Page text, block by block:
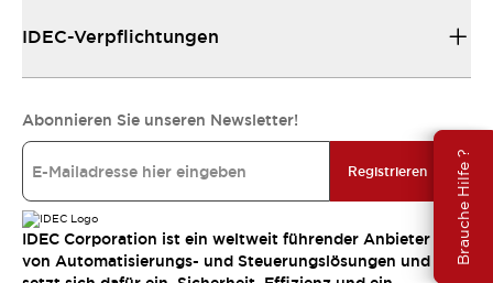
Brauche Hilfe ?
IDEC-Verpflichtungen
Abonnieren Sie unseren Newsletter!
Registrieren
IDEC Corporation ist ein weltweit führender Anbieter
von Automatisierungs- und Steuerungslösungen und